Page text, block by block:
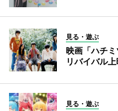
見る・遊ぶ
映画「ハチ
リバイバル
見る・遊ぶ